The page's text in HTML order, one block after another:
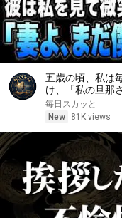
五歳の頃、私は
け、「私の旦那
面接で社長室へ
よ、まだ僕を覚
毎日スカッと
New
81K views